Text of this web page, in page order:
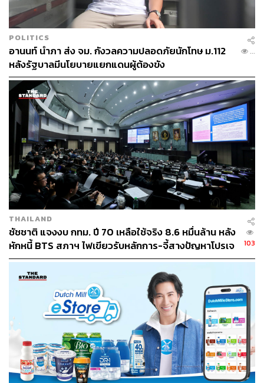
POLITICS
อานนท์ นำภา ส่ง จม. กังวลความปลอดภัยนักโทษ ม.112
หลังรัฐบาลมีนโยบายแยกแดนผู้ต้องขัง
...
THAILAND
ชัชชาติ แจงงบ กทม. ปี 70 เหลือใช้จริง 8.6 หมื่นล้าน หลัง
หักหนี้ BTS สภาฯ ไฟเขียวรับหลักการ-จี้สางปัญหาโปรเจ
กต์ล่าช้า
103